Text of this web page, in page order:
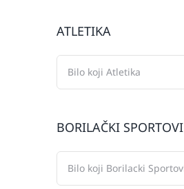
ATLETIKA
BORILAČKI SPORTOVI